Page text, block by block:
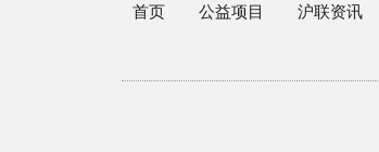
首页 公益项目 沪联资讯